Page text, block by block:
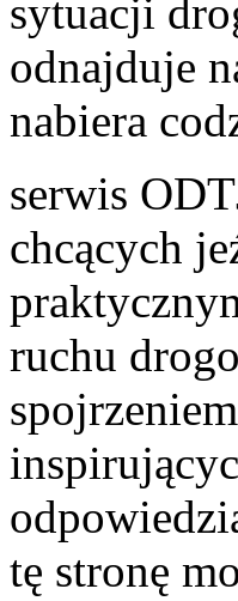
sytuacji
odnajduje
nabiera
serwis
chcących
ruchu
tę stronę